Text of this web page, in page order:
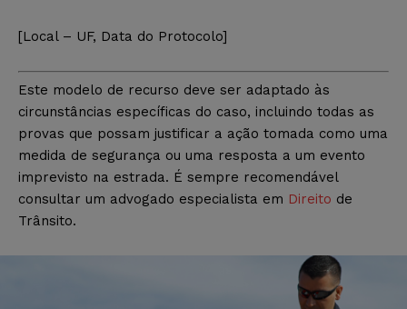
[Local – UF, Data do Protocolo]
Este modelo de recurso deve ser adaptado às
circunstâncias específicas do caso, incluindo todas as
provas que possam justificar a ação tomada como uma
medida de segurança ou uma resposta a um evento
imprevisto na estrada. É sempre recomendável
consultar um advogado especialista em Direito de
Trânsito.